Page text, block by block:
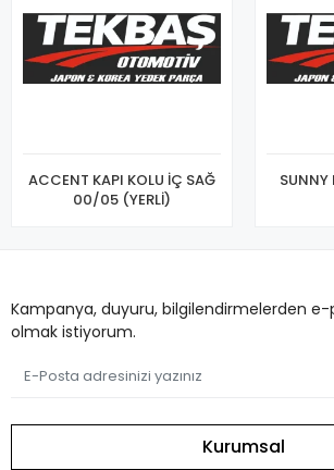
ACCENT KAPI KOLU İÇ SAĞ
00/05 (YERLİ)
SUNNY
Kampanya, duyuru, bilgilendirmelerden
olmak istiyorum.
Kurumsal